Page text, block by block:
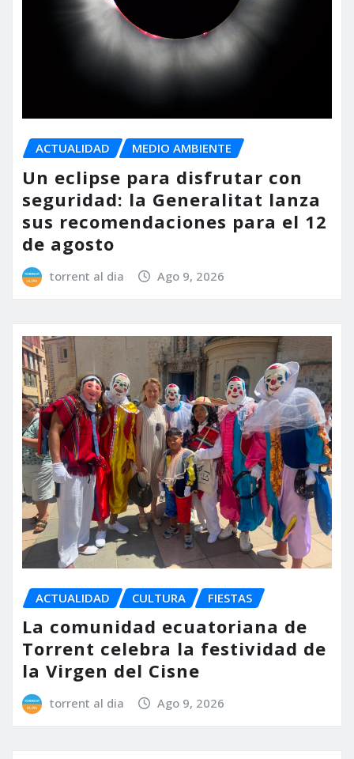
ACTUALIDAD MEDIO AMBIENTE
Un eclipse para disfrutar con
seguridad: la Generalitat lanza
sus recomendaciones para el 12
de agosto
torrent al dia Ago 9, 2026
ACTUALIDAD CULTURA FIESTAS
La comunidad ecuatoriana de
Torrent celebra la festividad de
la Virgen del Cisne
torrent al dia Ago 9, 2026